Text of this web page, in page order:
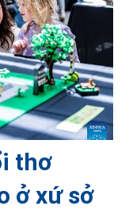
thơ
ở xứ sở